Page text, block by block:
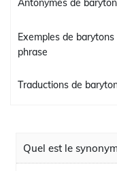
Antonymes de
Exemples de barytons
phrase
Traductions de
Quel est le